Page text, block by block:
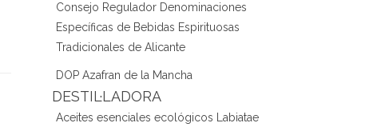
Consejo Regulador Denominaciones
Específicas de Bebidas Espirituosas
Tradicionales de Alicante
DOP Azafran de la Mancha
DESTIL·LADORA
Aceites esenciales ecológicos Labiatae